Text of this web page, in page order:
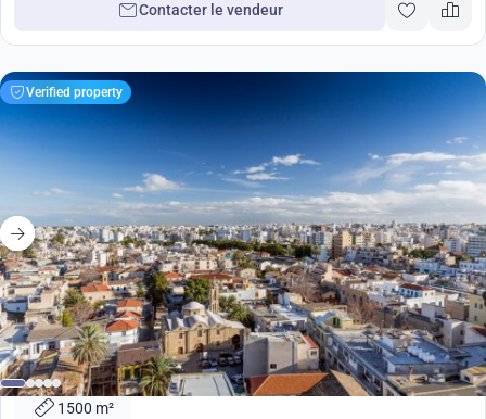
Contacter le vendeur
Verified property
€3 500 000
1500m2 Propriétés à Nicosia, Chypre No. 38383
1500 m²